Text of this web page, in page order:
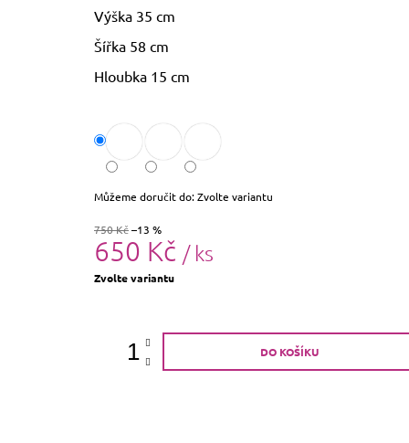
hvězdiček.
Výška 35 cm
Šířka 58 cm
Hloubka 15 cm
Můžeme doručit do:Zvolte variantu
750 Kč–13 %
650 Kč / ks
Měrná
Zvolte variantu
DO KOŠÍKU